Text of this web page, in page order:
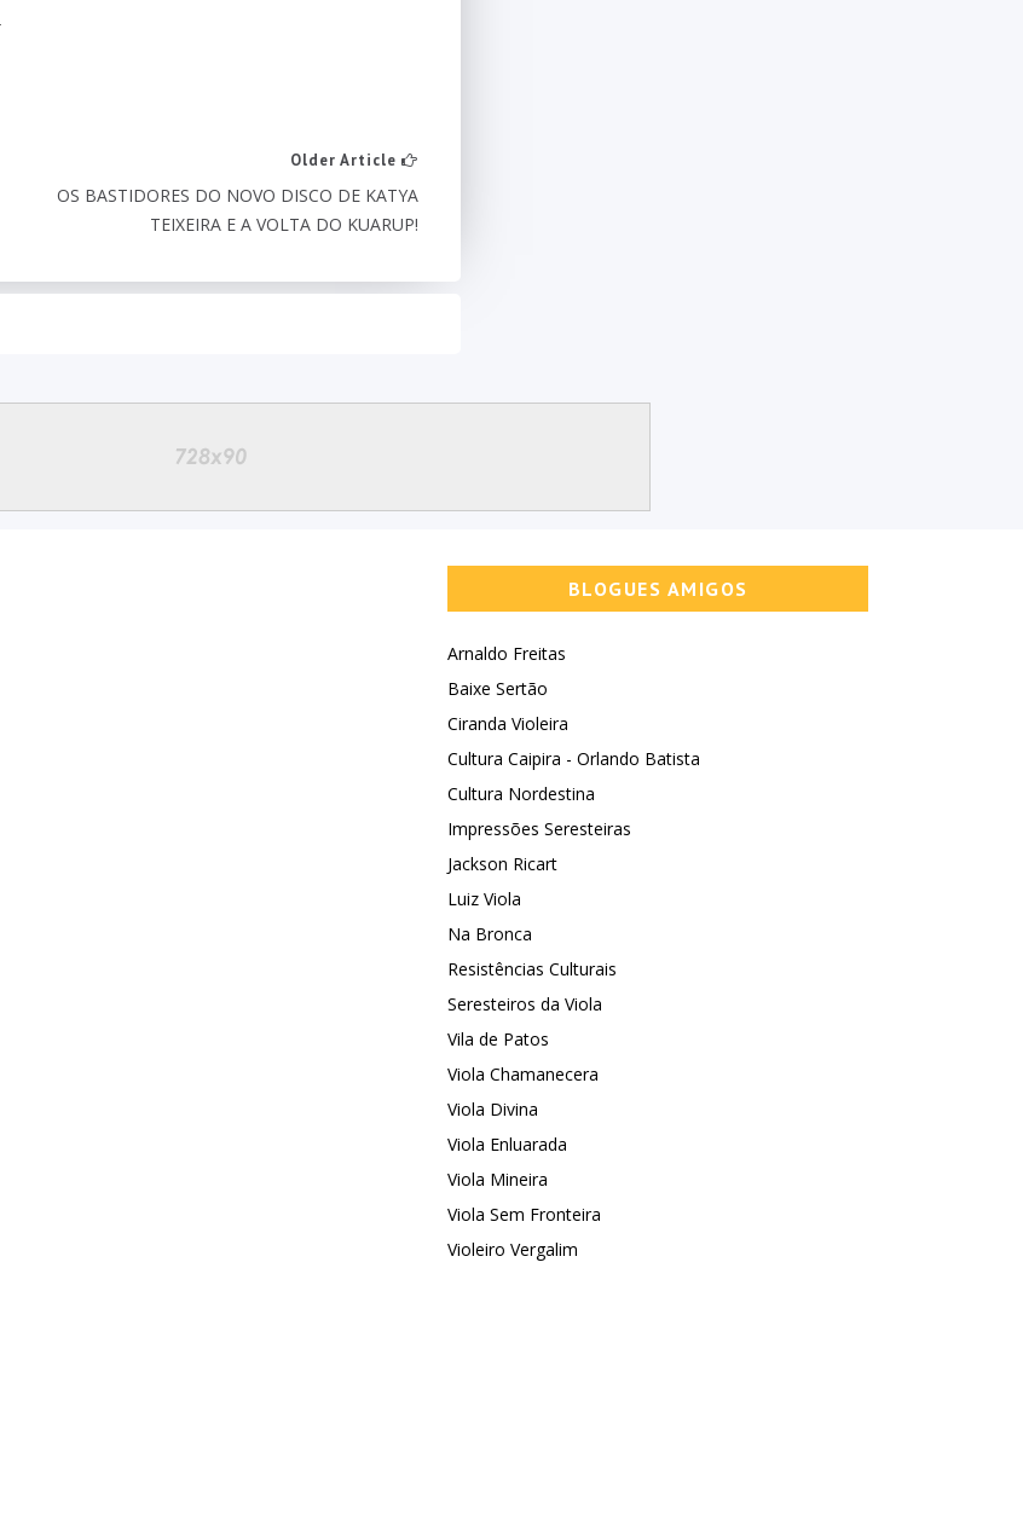
Older Article
OS BASTIDORES DO NOVO DISCO DE KATYA
TEIXEIRA E A VOLTA DO KUARUP!
BLOGUES AMIGOS
Arnaldo Freitas
Baixe Sertão
Ciranda Violeira
Cultura Caipira - Orlando Batista
Cultura Nordestina
Impressões Seresteiras
Jackson Ricart
Luiz Viola
Na Bronca
Resistências Culturais
Seresteiros da Viola
Vila de Patos
Viola Chamanecera
Viola Divina
Viola Enluarada
Viola Mineira
Viola Sem Fronteira
Violeiro Vergalim